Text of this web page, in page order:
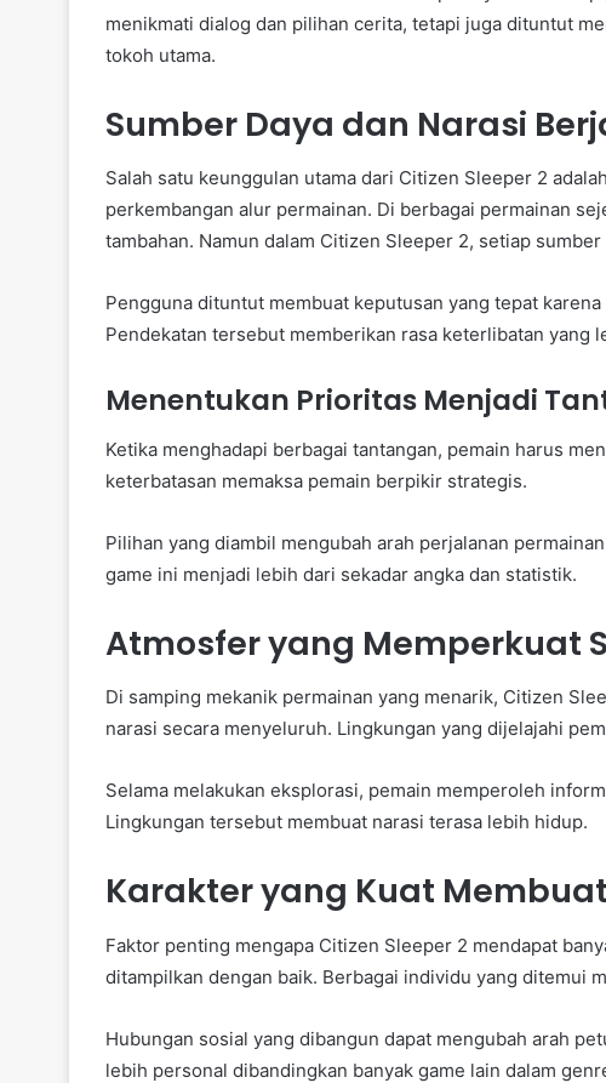
menikmati dialog dan pilihan cerita, tetapi juga dituntut
tokoh utama.
Sumber Daya dan Narasi
Salah satu keunggulan utama dari Citizen Sleeper 2
perkembangan alur permainan. Di berbagai permainan
tambahan. Namun dalam Citizen Sleeper 2, setiap
Pengguna dituntut membuat keputusan yang tepat
Pendekatan tersebut memberikan rasa keterlibatan yang
Menentukan Prioritas Menjadi
Ketika menghadapi berbagai tantangan, pemain harus
keterbatasan memaksa pemain berpikir strategis.
Pilihan yang diambil mengubah arah perjalanan
game ini menjadi lebih dari sekadar angka dan statistik.
Atmosfer yang Memperkuat
Di samping mekanik permainan yang menarik, Citizen
narasi secara menyeluruh. Lingkungan yang dijelajahi
Selama melakukan eksplorasi, pemain memperoleh
Lingkungan tersebut membuat narasi terasa lebih hidup.
Karakter yang Kuat
Faktor penting mengapa Citizen Sleeper 2 mendapat
ditampilkan dengan baik. Berbagai individu yang ditemui
Hubungan sosial yang dibangun dapat mengubah arah
lebih personal dibandingkan banyak game lain dalam